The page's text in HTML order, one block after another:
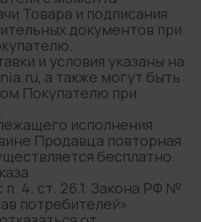
Товара и подписания
документов при
и условия указаны на
а также могут быть
Покупателю при
исполнения
Продавца повторная
бесплатно.
п. 4. ст. 26.1. Закона РФ №
потребителей»